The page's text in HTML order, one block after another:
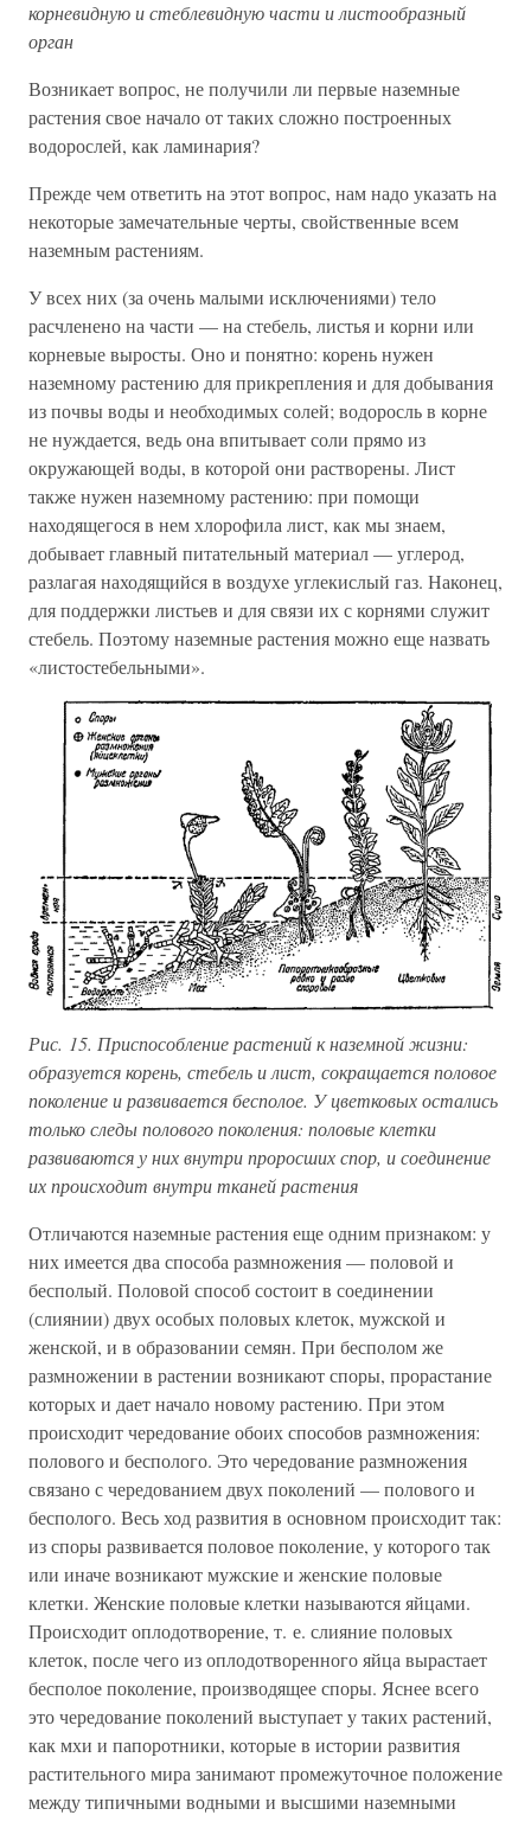
корневидную и стеблевидную части и листообразный
орган
Возникает вопрос, не получили ли первые наземные
растения свое начало от таких сложно построенных
водорослей, как ламинария?
Прежде чем ответить на этот вопрос, нам надо указать на
некоторые замечательные черты, свойственные всем
наземным растениям.
У всех них (за очень малыми исключениями) тело
расчленено на части — на стебель, листья и корни или
корневые выросты. Оно и понятно: корень нужен
наземному растению для прикрепления и для добывания
из почвы воды и необходимых солей; водоросль в корне
не нуждается, ведь она впитывает соли прямо из
окружающей воды, в которой они растворены. Лист
также нужен наземному растению: при помощи
находящегося в нем хлорофила лист, как мы знаем,
добывает главный питательный материал — углерод,
разлагая находящийся в воздухе углекислый газ. Наконец,
для поддержки листьев и для связи их с корнями служит
стебель. Поэтому наземные растения можно еще назвать
«листостебельными».
Рис. 15. Приспособление растений к наземной жизни:
образуется корень, стебель и лист, сокращается половое
поколение и развивается бесполое. У цветковых остались
только следы полового поколения: половые клетки
развиваются у них внутри проросших спор, и соединение
их происходит внутри тканей растения
Отличаются наземные растения еще одним признаком: у
них имеется два способа размножения — половой и
бесполый. Половой способ состоит в соединении
(слиянии) двух особых половых клеток, мужской и
женской, и в образовании семян. При бесполом же
размножении в растении возникают споры, прорастание
которых и дает начало новому растению. При этом
происходит чередование обоих способов размножения:
полового и бесполого. Это чередование размножения
связано с чередованием двух поколений — полового и
бесполого. Весь ход развития в основном происходит так:
из споры развивается половое поколение, у которого так
или иначе возникают мужские и женские половые
клетки. Женские половые клетки называются яйцами.
Происходит оплодотворение, т. е. слияние половых
клеток, после чего из оплодотворенного яйца вырастает
бесполое поколение, производящее споры. Яснее всего
это чередование поколений выступает у таких растений,
как мхи и папоротники, которые в истории развития
растительного мира занимают промежуточное положение
между типичными водными и высшими наземными